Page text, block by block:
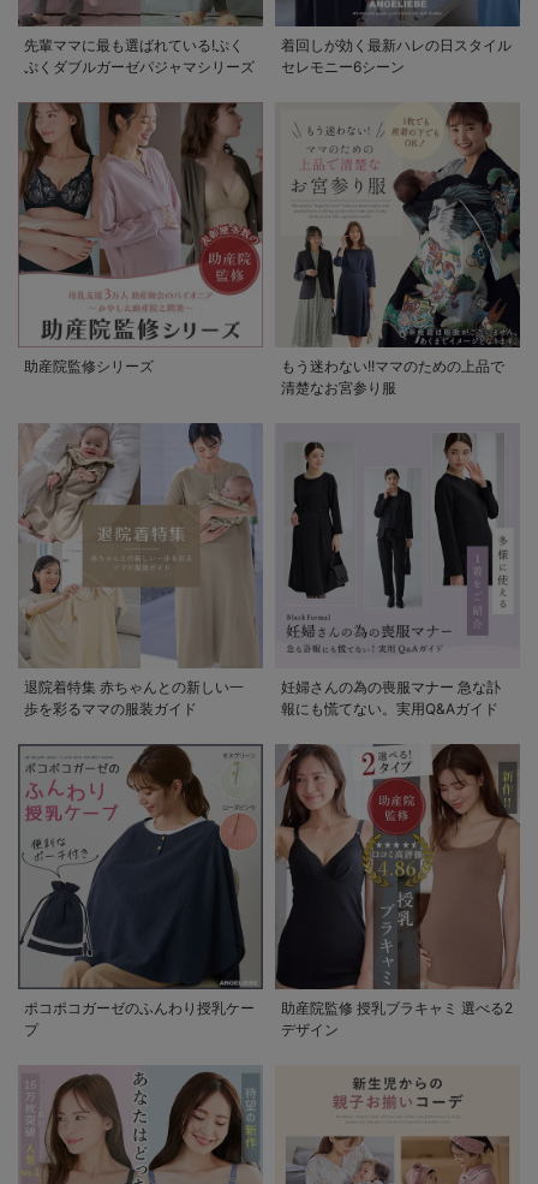
先輩ママに最も選ばれている!ぷく
ぷくダブルガーゼパジャマシリーズ
着回しが効く最新ハレの日スタイル
セレモニー6シーン
助産院監修シリーズ
もう迷わない!!ママのための上品で
清楚なお宮参り服
退院着特集 赤ちゃんとの新しい一
歩を彩るママの服装ガイド
妊婦さんの為の喪服マナー 急な訃
報にも慌てない。実用Q&Aガイド
ポコポコガーゼのふんわり授乳ケー
プ
助産院監修 授乳ブラキャミ 選べる2
デザイン